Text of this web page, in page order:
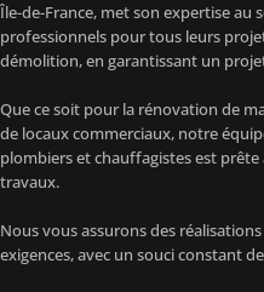
Île-de-France, met son expertise au
professionnels pour tous leurs
démolition, en garantissant un
Que ce soit pour la rénovation de
de locaux commerciaux, notre
plombiers et chauffagistes est
travaux.
Nous vous assurons des
exigences, avec un souci constant